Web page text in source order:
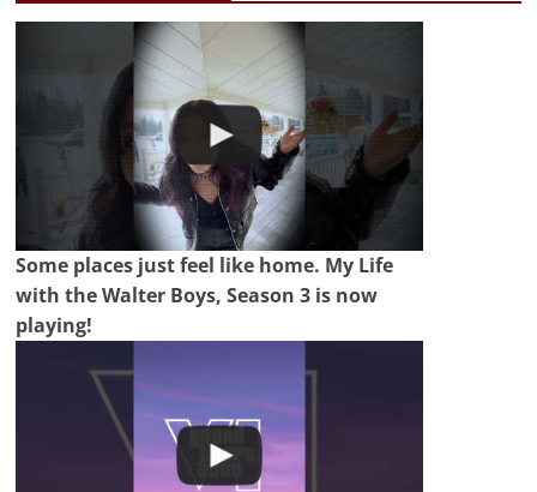
Some places just feel like home. My Life
with the Walter Boys, Season 3 is now
playing!